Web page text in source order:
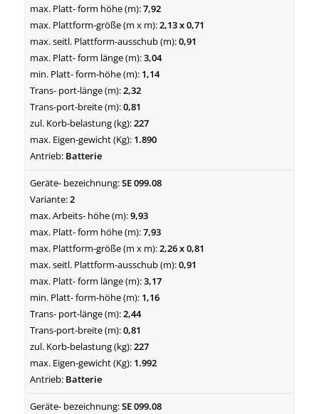
7,92
2,13 x 0,71
0,91
3,04
1,14
2,32
0,81
227
1.890
Batterie
SE 099.08
2
9,93
7,93
2,26 x 0,81
0,91
3,17
1,16
2,44
0,81
227
1.992
Batterie
SE 099.08